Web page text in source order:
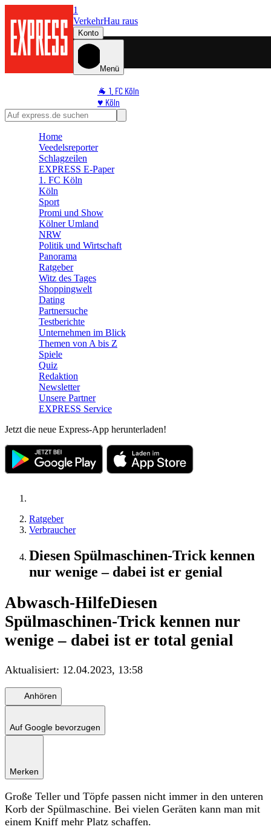
1
VerkehrHau raus
Konto
Menü
🐐 1. FC Köln
♥️ Köln
⭐ Promi
🛒 Shoppingwelt
Home
Veedelsreporter
Schlagzeilen
EXPRESS E-Paper
1. FC Köln
Köln
Sport
Promi und Show
Kölner Umland
NRW
Politik und Wirtschaft
Panorama
Ratgeber
Witz des Tages
Shoppingwelt
Dating
Partnersuche
Testberichte
Unternehmen im Blick
Themen von A bis Z
Spiele
Quiz
Redaktion
Newsletter
Unsere Partner
EXPRESS Service
Jetzt die neue Express-App herunterladen!
Ratgeber
Verbraucher
Diesen Spülmaschinen-Trick kennen
nur wenige – dabei ist er genial
Abwasch-HilfeDiesen
Spülmaschinen-Trick kennen nur
wenige – dabei ist er total genial
Aktualisiert: 12.04.2023, 13:58
Anhören
Auf Google bevorzugen
Merken
Große Teller und Töpfe passen nicht immer in den unteren
Korb der Spülmaschine. Bei vielen Geräten kann man mit
einem Kniff mehr Platz schaffen.